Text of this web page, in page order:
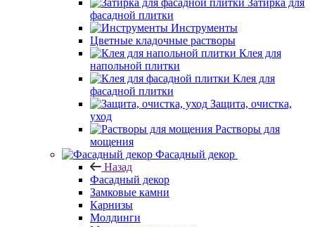
фасадной плитки
Инструменты
Цветные кладочные растворы
Клея для
напольной плитки
Клея для
фасадной плитки
Защита, очистка,
уход
Растворы для
мощения
Фасадный декор
Назад
Фасадный декор
Замковые камни
Карнизы
Молдинги